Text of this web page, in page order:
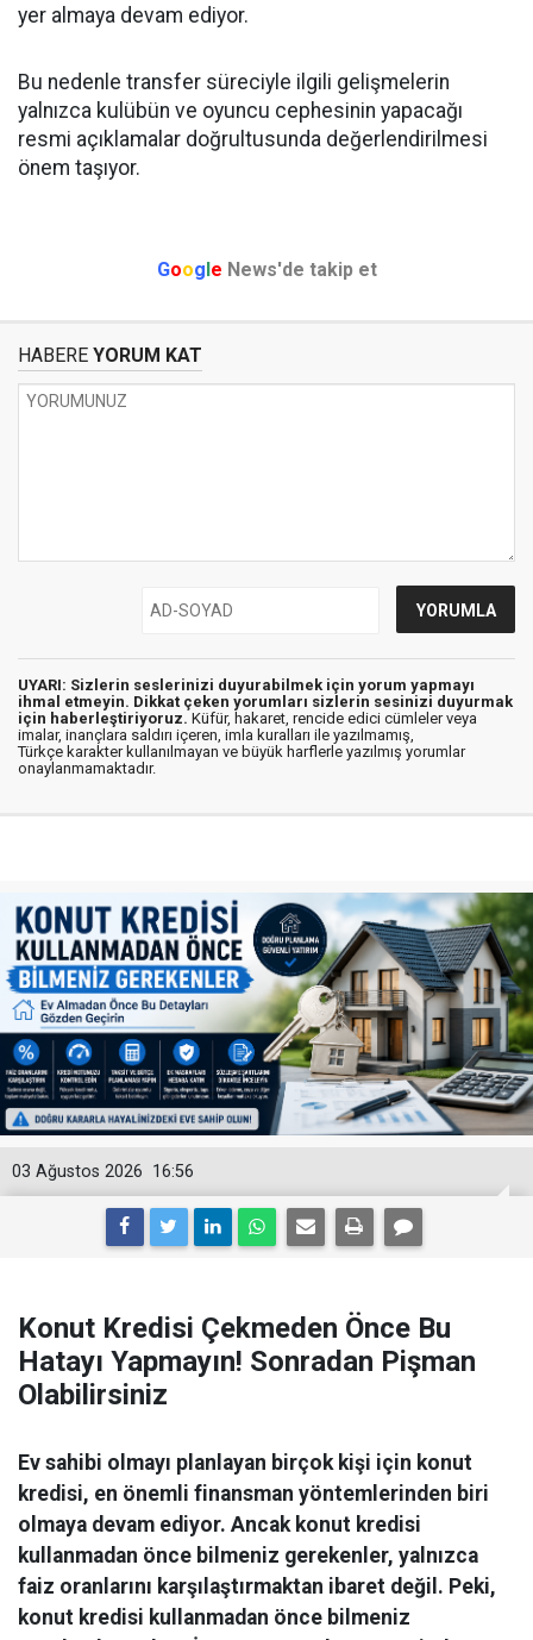
yer almaya devam ediyor.
Bu nedenle transfer süreciyle ilgili gelişmelerin
yalnızca kulübün ve oyuncu cephesinin yapacağı
resmi açıklamalar doğrultusunda değerlendirilmesi
önem taşıyor.
Google News'de takip et
HABERE YORUM KAT
UYARI: Sizlerin seslerinizi duyurabilmek için yorum yapmayı
ihmal etmeyin. Dikkat çeken yorumları sizlerin sesinizi duyurmak
için haberleştiriyoruz. Küfür, hakaret, rencide edici cümleler veya
imalar, inançlara saldırı içeren, imla kuralları ile yazılmamış,
Türkçe karakter kullanılmayan ve büyük harflerle yazılmış yorumlar
onaylanmamaktadır.
16:56
03 Ağustos 2026
Konut Kredisi Çekmeden Önce Bu
Hatayı Yapmayın! Sonradan Pişman
Olabilirsiniz
Ev sahibi olmayı planlayan birçok kişi için konut
kredisi, en önemli finansman yöntemlerinden biri
olmaya devam ediyor. Ancak konut kredisi
kullanmadan önce bilmeniz gerekenler, yalnızca
faiz oranlarını karşılaştırmaktan ibaret değil. Peki,
konut kredisi kullanmadan önce bilmeniz